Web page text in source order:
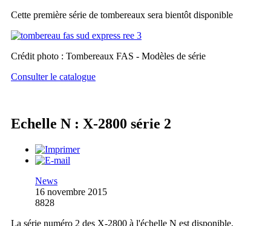
Cette première série de tombereaux sera bientôt disponible
Crédit photo : Tombereaux FAS - Modèles de série
Consulter le catalogue
Echelle N : X-2800 série 2
News
16 novembre 2015
8828
La série numéro 2 des X-2800 à l'échelle N est disponible.